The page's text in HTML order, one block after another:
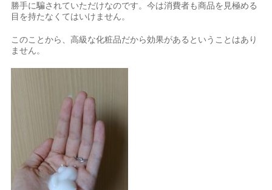
勝手に騙されていただけなのです。今は消費者も商品を見極める
目を持たなくてはいけません。
このことから、高級な化粧品だから効果があるということはあり
ません。